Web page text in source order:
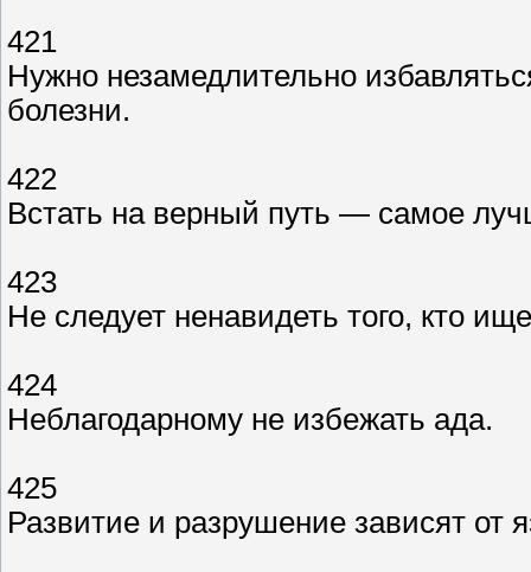
421
Нужно незамедлительно
болезни.
422
Встать на верный путь — самое
423
Не следует ненавидеть того, кто
424
Неблагодарному не избежать ада.
425
Развитие и разрушение зависят от